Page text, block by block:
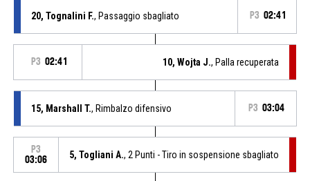
20, Tognalini F., Passaggio sbagliato P3 02:41
P3 02:41 10, Wojta J., Palla recuperata
15, Marshall T., Rimbalzo difensivo P3 03:04
P3
03:06
5, Togliani A., 2 Punti - Tiro in sospensione sbagliato